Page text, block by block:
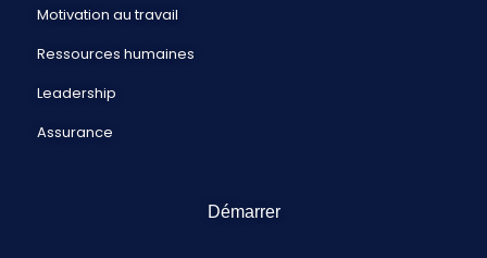
Motivation au travail
Ressources humaines
Leadership
Assurance
Démarrer